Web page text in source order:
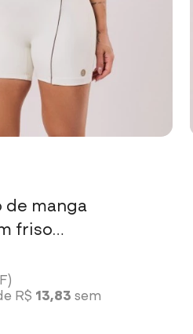
de manga
friso
R$ 13,83 sem